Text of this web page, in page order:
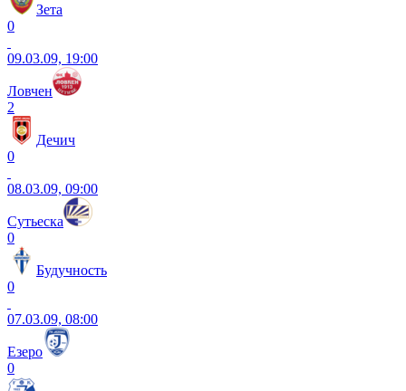
Зета
0
09.03.09, 19:00
Ловчен
2
Дечич
0
08.03.09, 09:00
Сутьеска
0
Будучность
0
07.03.09, 08:00
Езеро
0